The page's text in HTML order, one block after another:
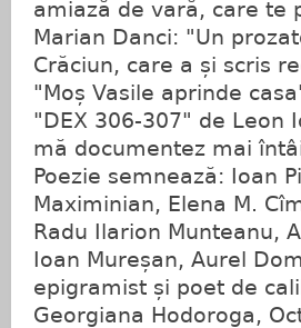
amiază de vară, care te
Marian Danci: "Un
Crăciun, care a și scris
"Moș Vasile aprinde
"DEX 306-307" de Leon
mă documentez mai
Poezie semnează: Ioan
Maximinian, Elena M.
Radu Ilarion Munteanu,
Ioan Mureșan, Aurel
epigramist și poet de
Georgiana Hodoroga,